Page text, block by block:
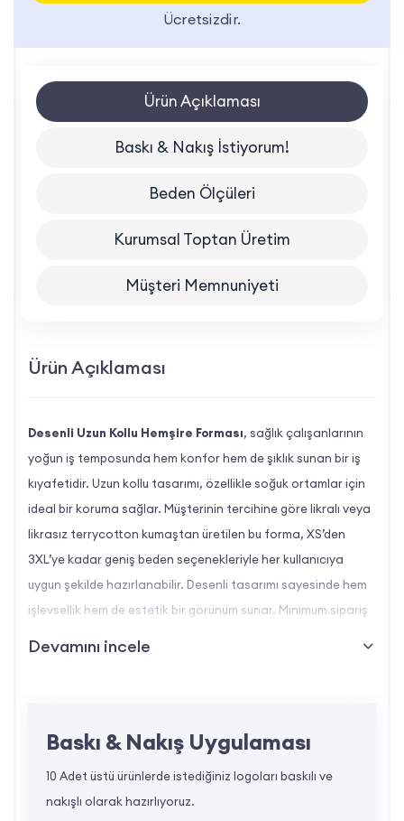
Ücretsizdir.
Ürün Açıklaması
Baskı & Nakış İstiyorum!
Beden Ölçüleri
Kurumsal Toptan Üretim
Müşteri Memnuniyeti
Ürün Açıklaması
Desenli Uzun Kollu Hemşire Forması, sağlık çalışanlarının
yoğun iş temposunda hem konfor hem de şıklık sunan bir iş
kıyafetidir. Uzun kollu tasarımı, özellikle soğuk ortamlar için
ideal bir koruma sağlar. Müşterinin tercihine göre likralı veya
likrasız terrycotton kumaştan üretilen bu forma, XS’den
3XL’ye kadar geniş beden seçenekleriyle her kullanıcıya
uygun şekilde hazırlanabilir. Desenli tasarımı sayesinde hem
işlevsellik hem de estetik bir görünüm sunar. Minimum sipariş
Likralı Terrycotton:
Devamını incele
Baskı & Nakış Uygulaması
10 Adet üstü ürünlerde istediğiniz logoları baskılı ve
nakışlı olarak hazırlıyoruz.